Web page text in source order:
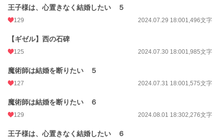
王子様は、心置きなく結婚したい ５
129 2024.07.29 18:001,496文字
【ギゼル】西の石碑
125 2024.07.30 18:001,985文字
魔術師は結婚を断りたい ５
127 2024.07.31 18:001,575文字
魔術師は結婚を断りたい ６
129 2024.08.01 18:302,276文字
王子様は、心置きなく結婚したい ６